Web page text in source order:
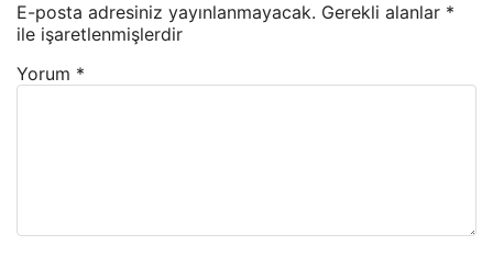
E-posta adresiniz yayınlanmayacak. Gerekli alanlar *
ile işaretlenmişlerdir
Yorum *